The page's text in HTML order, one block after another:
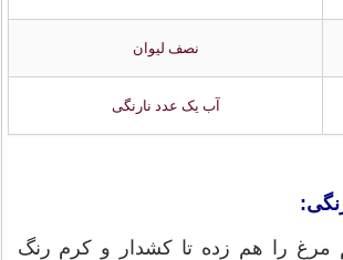
نصف ليوان
آب يک عدد نارنگی
مرغ را هم زده تا كشدار و كرم رنگ